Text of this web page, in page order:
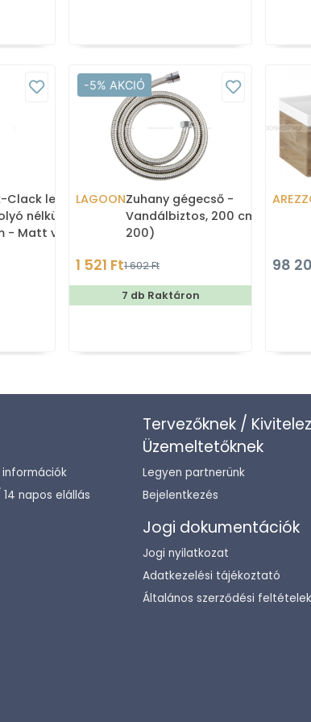
Clack lefolyó
nélküli) - Kerek,
- Matt világosszürke
-5% AKCIÓ
LAGOONZuhany gégecső -
Vandálbiztos, 200 cm (F13-
200)
1 521 Ft1 602 Ft
7 db Raktáron
98
napos elállás
Tervezőknek /
Üzemeltetőknek
Legyen partnerünk
Bejelentkezés
Jogi dokumentációk
Jogi nyilatkozat
Adatkezelési tájékoztató
Általános szerződési feltételek